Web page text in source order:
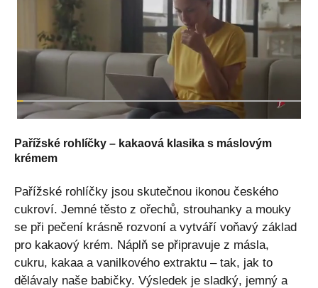
Pařížské rohlíčky – kakaová klasika s máslovým
krémem
Pařížské rohlíčky jsou skutečnou ikonou českého
cukroví. Jemné těsto z ořechů, strouhanky a mouky
se při pečení krásně rozvoní a vytváří voňavý základ
pro kakaový krém. Náplň se připravuje z másla,
cukru, kakaa a vanilkového extraktu – tak, jak to
dělávaly naše babičky. Výsledek je sladký, jemný a